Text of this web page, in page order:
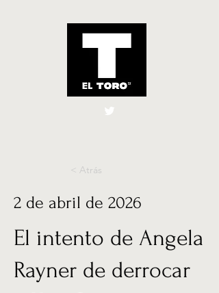
El Toro España
< Atrás
2 de abril de 2026
El intento de Angela
Rayner de derrocar